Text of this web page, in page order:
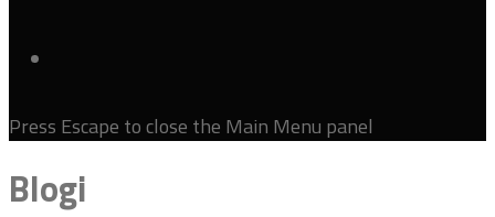
Press Escape to close the Main Menu panel
Blogi